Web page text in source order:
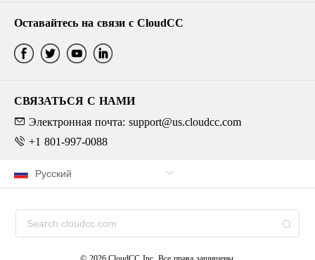
Оставайтесь на связи с CloudCC
СВЯЗАТЬСЯ С НАМИ
Электронная почта: support@us.cloudcc.com
+1 801-997-0088